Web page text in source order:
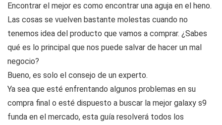
Encontrar el mejor es como encontrar una aguja en el heno.
Las cosas se vuelven bastante molestas cuando no
tenemos idea del producto que vamos a comprar. ¿Sabes
qué es lo principal que nos puede salvar de hacer un mal
negocio?
Bueno, es solo el consejo de un experto.
Ya sea que esté enfrentando algunos problemas en su
compra final o esté dispuesto a buscar la mejor galaxy s9
funda en el mercado, esta guía resolverá todos los